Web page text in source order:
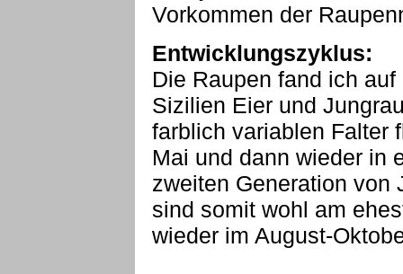
Vorkommen der
Entwicklungszyklus:
Die Raupen fand ich
Sizilien Eier und
farblich variablen Falter
Mai und dann wieder in
zweiten Generation von
sind somit wohl am
wieder im August-